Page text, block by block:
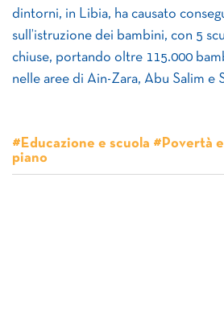
dintorni, in Libia, ha causato
sull’istruzione dei bambini, con 5
chiuse, portando oltre 115.000
nelle aree di Ain-Zara, Abu Salim e
#Educazione e scuola #Povertà
piano